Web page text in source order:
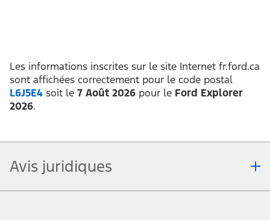
Les informations inscrites sur le site Internet fr.ford.ca
sont affichées correctement pour le code postal
L6J5E4 soit le 7 Août 2026 pour le Ford Explorer
2026.
Avis juridiques